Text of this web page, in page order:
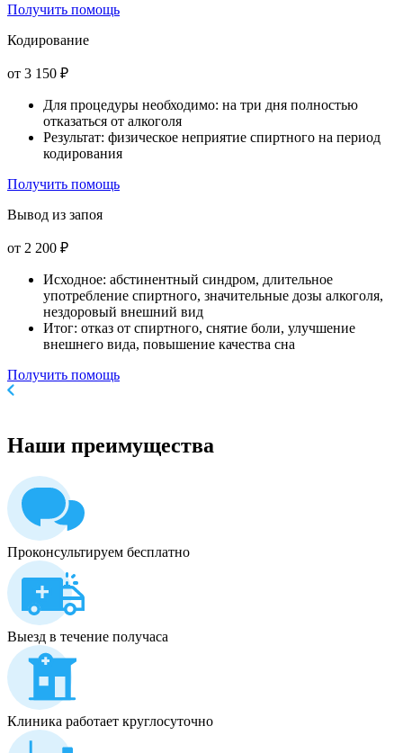
Получить помощь
Кодирование
от 3 150 ₽
Для процедуры необходимо: на три дня полностью
отказаться от алкоголя
Результат: физическое неприятие спиртного на период
кодирования
Получить помощь
Вывод из запоя
от 2 200 ₽
Исходное: абстинентный синдром, длительное
употребление спиртного, значительные дозы алкоголя,
нездоровый внешний вид
Итог: отказ от спиртного, снятие боли, улучшение
внешнего вида, повышение качества сна
Получить помощь
Наши преимущества
Проконсультируем бесплатно
Выезд в течение получаса
Клиника работает круглосуточно